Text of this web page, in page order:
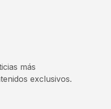
más
exclusivos.